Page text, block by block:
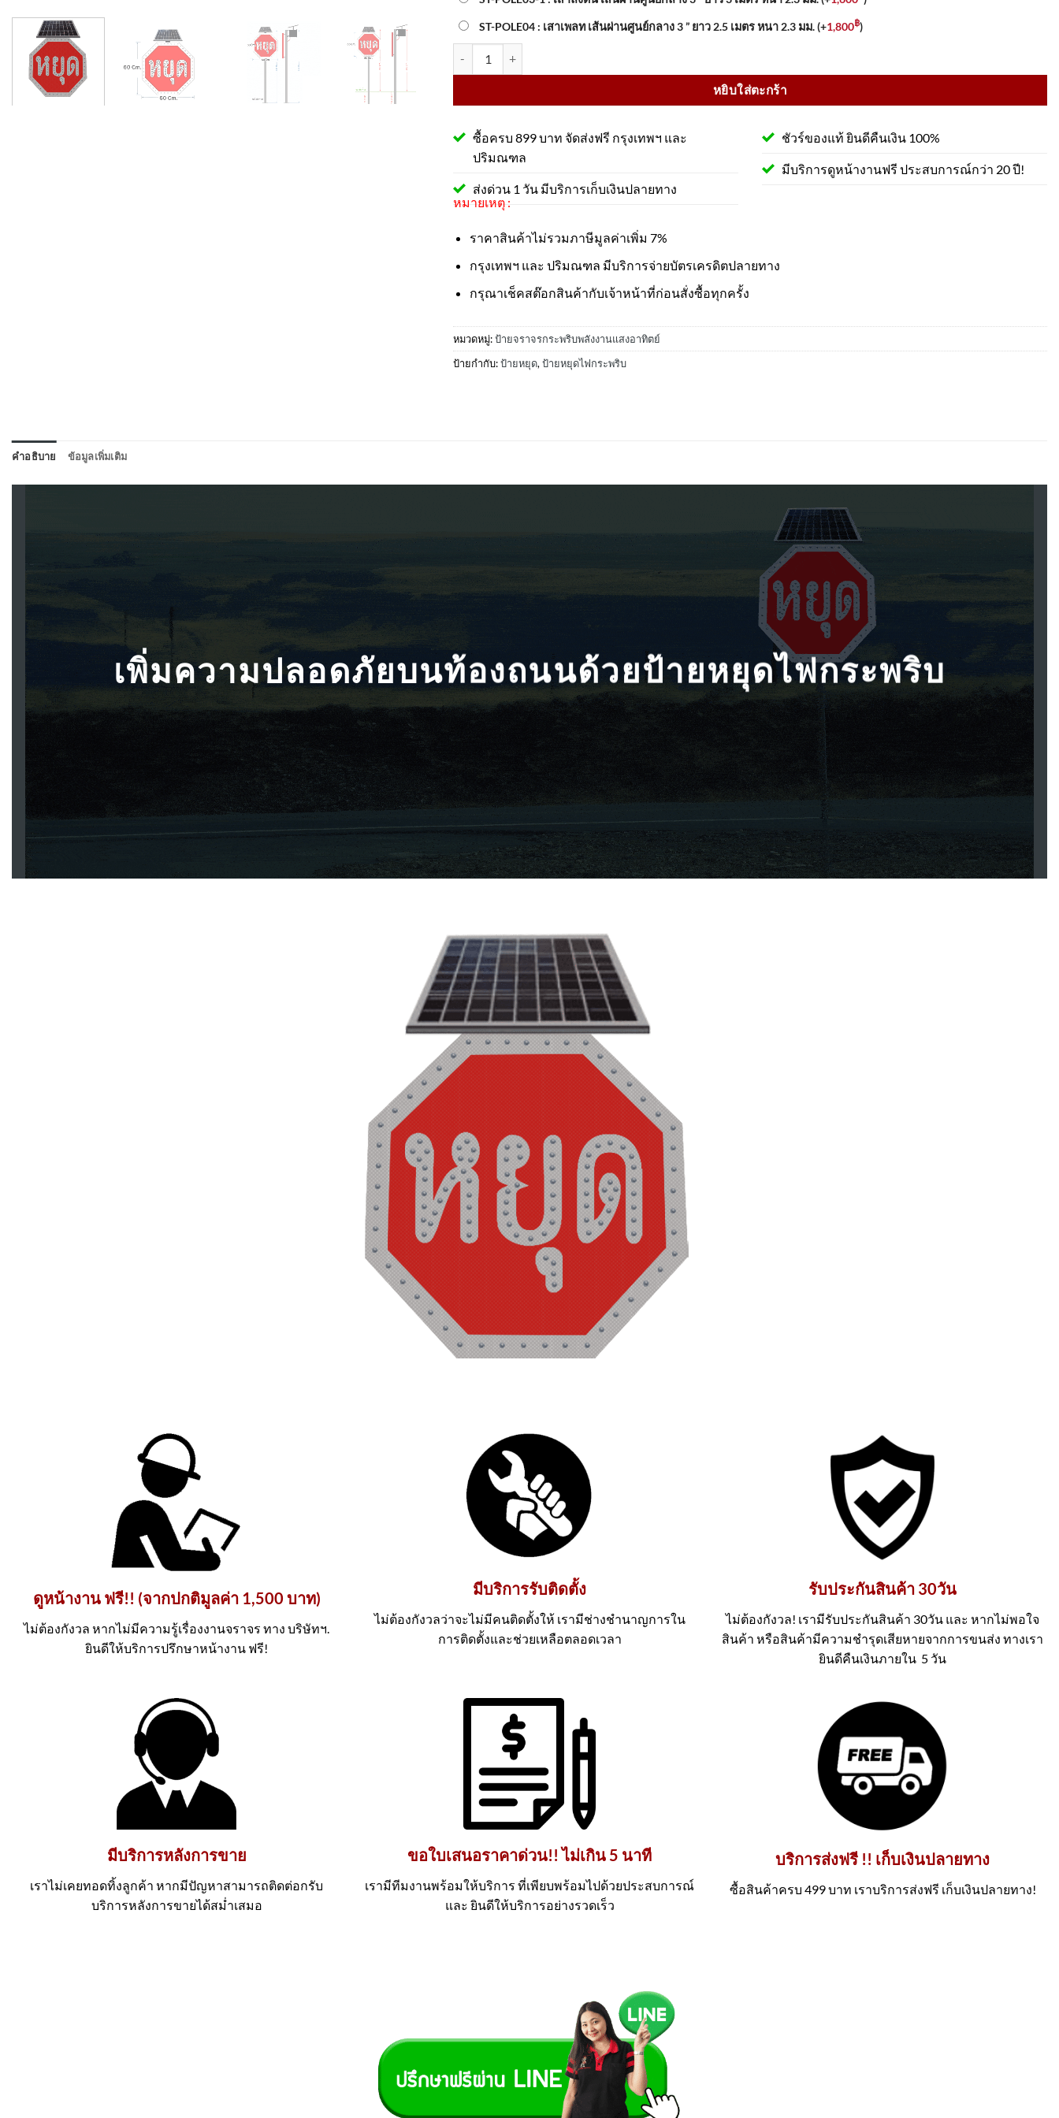
ST-POLE04 : เสาเพลท เส้นผ่านศูนย์กลาง 3 ” ยาว 2.5 เมตร หนา 2.3 มม.(+1,800฿)
หยิบใส่ตะกร้า
ซื้อครบ 899 บาท จัดส่งฟรี กรุงเทพฯ และ
ปริมณฑล
ส่งด่วน 1 วัน มีบริการเก็บเงินปลายทาง
ชัวร์ของแท้ ยินดีคืนเงิน 100%
มีบริการดูหน้างานฟรี ประสบการณ์กว่า 20 ปี!
หมายเหตุ :
ราคาสินค้าไม่รวมภาษีมูลค่าเพิ่ม 7%
กรุงเทพฯ และ ปริมณฑล มีบริการจ่ายบัตรเครดิตปลายทาง
กรุณาเช็คสต๊อกสินค้ากับเจ้าหน้าที่ก่อนสั่งซื้อทุกครั้ง
หมวดหมู่:ป้ายจราจรกระพริบพลังงานแสงอาทิตย์
ป้ายกำกับ:ป้ายหยุด,ป้ายหยุดไฟกระพริบ
คำอธิบาย ข้อมูลเพิ่มเติม
เพิ่มความปลอดภัยบนท้องถนนด้วยป้ายหยุดไฟกระพริบ
ดูหน้างาน ฟรี!! (จากปกติมูลค่า 1,500 บาท)
ไม่ต้องกังวล หากไม่มีความรู้เรื่องงานจราจร ทาง บริษัทฯ.
ยินดีให้บริการปรึกษาหน้างาน ฟรี!
มีบริการรับติดตั้ง
ไม่ต้องกังวลว่าจะไม่มีคนติดตั้งให้ เรามีช่างชำนาญการใน
การติดตั้งและช่วยเหลือตลอดเวลา
รับประกันสินค้า 30วัน
ไม่ต้องกังวล! เรามีรับประกันสินค้า 30วัน และ หากไม่พอใจ
สินค้า หรือสินค้ามีความชำรุดเสียหายจากการขนส่ง ทางเรา
ยินดีคืนเงินภายใน 5 วัน
มีบริการหลังการขาย
เราไม่เคยทอดทิ้งลูกค้า หากมีปัญหาสามารถติดต่อกรับ
บริการหลังการขายได้สม่ำเสมอ
ขอใบเสนอราคาด่วน!! ไม่เกิน 5 นาที
เรามีทีมงานพร้อมให้บริการ ที่เพียบพร้อมไปด้วยประสบการณ์
และ ยินดีให้บริการอย่างรวดเร็ว
บริการส่งฟรี !! เก็บเงินปลายทาง
ซื้อสินค้าครบ 499 บาท เราบริการส่งฟรี เก็บเงินปลายทาง!